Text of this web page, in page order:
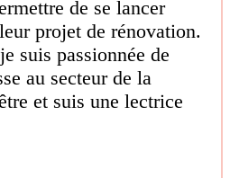
de se lancer
projet de rénovation.
suis passionnée de
au secteur de la
et suis une lectrice